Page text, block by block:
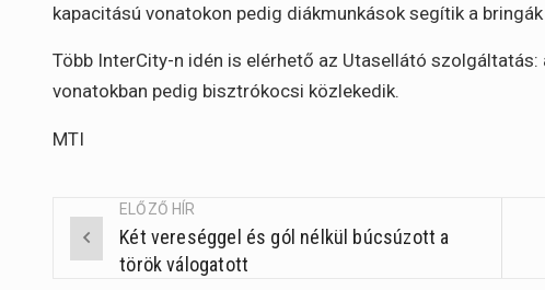
kapacitású vonatokon pedig diákmunkások segítik a
Több InterCity-n idén is elérhető az Utasellátó szolgáltatás:
vonatokban pedig bisztrókocsi közlekedik.
MTI
Post
ELŐZŐ HÍR
Két vereséggel és gól nélkül búcsúzott a
török válogatott